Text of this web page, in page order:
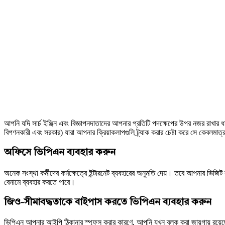
আপনি যদি সার্চ ইঞ্জিন এবং বিজ্ঞাপনদাতাদের আপনার প্রতিটি পদক্ষেপের উপর নজর
বিপণনকারী এবং সরকার) যারা আপনার ক্রিয়াকলাপগুলি ট্র্যাক করার চেষ্টা করে সে
অফিসে ভিপিএন ব্যবহার করুন
অনেক সংস্থা কর্মীদের কর্মক্ষেত্রে ইন্টারনেট ব্যবহারের অনুমতি দেয়। তবে আপনার
বেনামে ব্যবহার করতে পারে।
জিও-সীমাবদ্ধতাকে বাইপাস করতে ভিপিএন ব্যবহার করুন
ভিপিএন আপনার আইপি ঠিকানার স্পুফস করার কারণে, আপনি যখন ব্লক করা জায়গায়